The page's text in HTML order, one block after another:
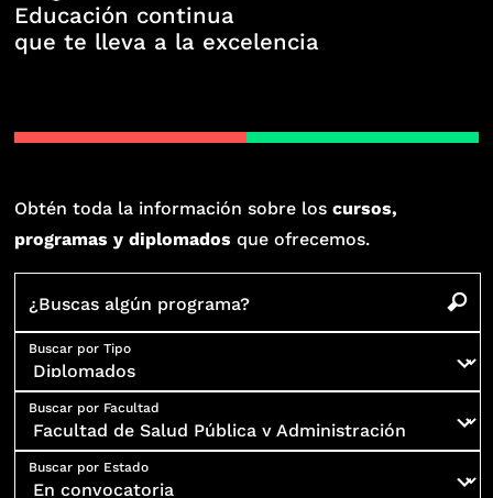
Educación continua
que te lleva a la excelencia
Obtén toda la información sobre loscursos,
programas y diplomados que ofrecemos.
¿Buscas algún programa?
Buscar por Tipo
Buscar por Facultad
Buscar por Estado